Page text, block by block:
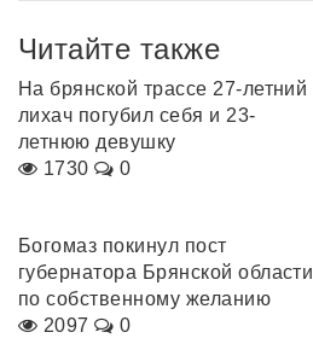
Читайте также
На брянской трассе 27-летний
лихач погубил себя и 23-
летнюю девушку
1730
0
Богомаз покинул пост
губернатора Брянской области
по собственному желанию
2097
0